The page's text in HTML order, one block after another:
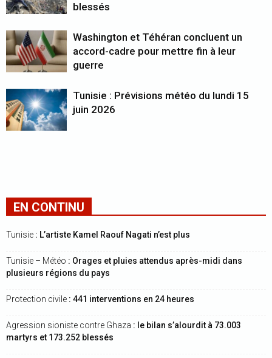
blessés
Washington et Téhéran concluent un
accord-cadre pour mettre fin à leur
guerre
Tunisie : Prévisions météo du lundi 15
juin 2026
EN CONTINU
Tunisie : L’artiste Kamel Raouf Nagati n’est plus
Tunisie – Météo : Orages et pluies attendus après-midi dans
plusieurs régions du pays
Protection civile : 441 interventions en 24 heures
Agression sioniste contre Ghaza : le bilan s’alourdit à 73.003
martyrs et 173.252 blessés